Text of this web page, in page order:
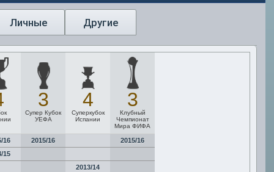
Личные Другие
3
Супер Кубок
УЕФА
4
Суперкубок
Испании
3
Клубный
Чемпионат
Мира ФИФА
16 2015/16
2015/16
15
2013/14